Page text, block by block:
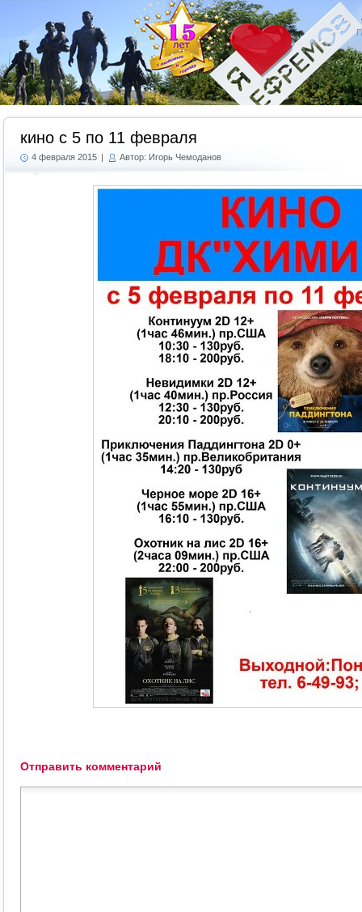
кино с 5 по 11 февраля
4 февраля 2015 | Автор: Игорь Чемоданов
Отправить комментарий